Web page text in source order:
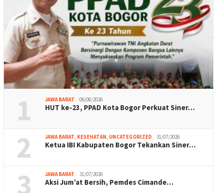
1 JAWA BARAT 06/08/2026
HUT ke-23, PPAD Kota Bogor Perkuat Siner…
2 JAWA BARAT, KESEHATAN, UNCATEGORIZED 31/07/2026
Ketua IBI Kabupaten Bogor Tekankan Siner…
3 JAWA BARAT 31/07/2026
Aksi Jum’at Bersih, Pemdes Cimande…